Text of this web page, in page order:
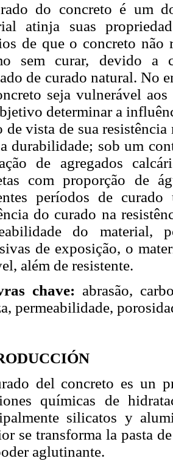
do concreto é um
atinja suas
de que o concreto não
sem curar, devido a
de curado natural. No
seja vulnerável
determinar a
de vista de sua
durabilidade; sob um
de agregados
com proporção de
períodos de curado
do curado na
do material,
de exposição, o
além de resistente.
chave: abrasão,
permeabilidade,
del concreto es un
químicas de
silicatos y
se transforma la pasta
aglutinante.